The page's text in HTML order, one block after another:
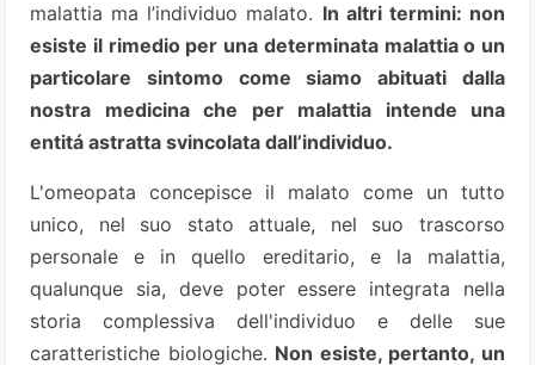
malattia ma l’individuo malato. In altri termini: non
esiste il rimedio per una determinata malattia o un
particolare sintomo come siamo abituati dalla
nostra medicina che per malattia intende una
entitá astratta svincolata dall’individuo.
L'omeopata concepisce il malato come un tutto
unico, nel suo stato attuale, nel suo trascorso
personale e in quello ereditario, e la malattia,
qualunque sia, deve poter essere integrata nella
storia complessiva dell'individuo e delle sue
caratteristiche biologiche. Non esiste, pertanto, un